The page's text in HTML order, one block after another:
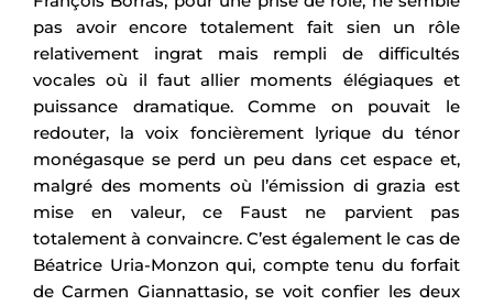
pas avoir encore totalement fait sien un rôle
relativement ingrat mais rempli de difficultés
vocales où il faut allier moments élégiaques et
puissance dramatique. Comme on pouvait le
redouter, la voix foncièrement lyrique du ténor
monégasque se perd un peu dans cet espace et,
malgré des moments où l’émission di grazia est
mise en valeur, ce Faust ne parvient pas
totalement à convaincre. C’est également le cas de
Béatrice Uria-Monzon qui, compte tenu du forfait
de Carmen Giannattasio, se voit confier les deux